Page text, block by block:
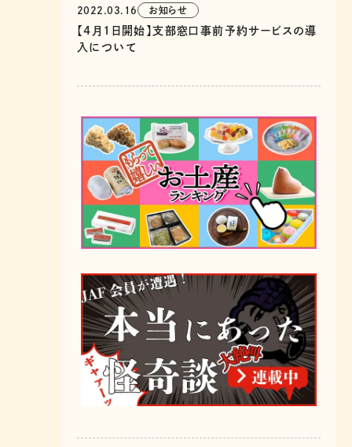
2022.03.16 お知らせ
【4月1日開始】支部窓口事前予約サービスの導
入について